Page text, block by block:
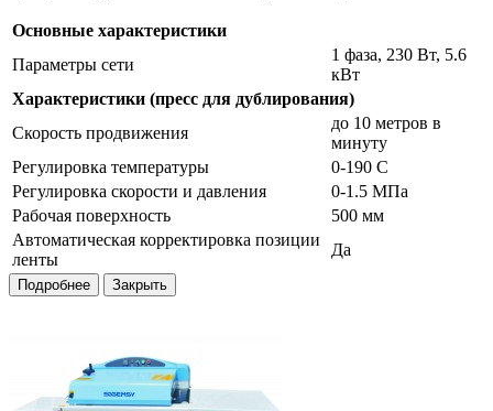
Основные характеристики
Параметры сети
1 фаза, 230 Вт, 5.6
кВт
Характеристики (пресс для дублирования)
Скорость продвижения
до 10 метров в
минуту
Регулировка температуры
0-190 C
Регулировка скорости и давления
0-1.5 МПа
Рабочая поверхность
500 мм
Автоматическая корректировка позиции
ленты
Да
Подробнее Закрыть